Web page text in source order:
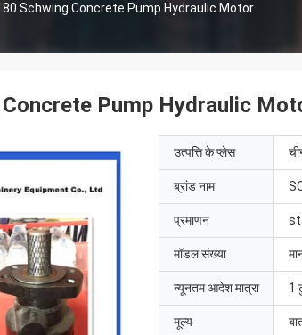
Schwing Concrete Pump Hydraulic Motor
Pump Hydraulic
उत्पत्ति के प्लेस
ब्रांड नाम
प्रमाणन
मॉडल संख्या
न्यूनतम आदेश मात्रा 1
मूल्य